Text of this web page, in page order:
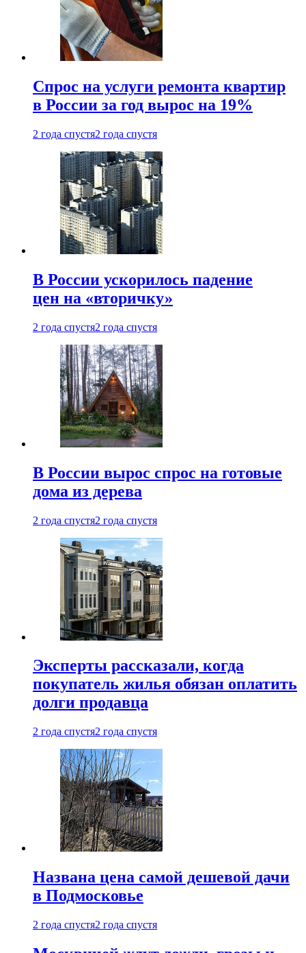
Спрос на услуги ремонта квартир
в России за год вырос на 19%
2 года спустя2 года спустя
В России ускорилось падение
цен на «вторичку»
2 года спустя2 года спустя
В России вырос спрос на готовые
дома из дерева
2 года спустя2 года спустя
Эксперты рассказали, когда
покупатель жилья обязан оплатить
долги продавца
2 года спустя2 года спустя
Названа цена самой дешевой дачи
в Подмосковье
2 года спустя2 года спустя